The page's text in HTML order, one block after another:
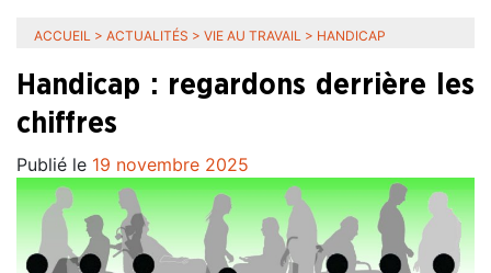
ACCUEIL > ACTUALITÉS > VIE AU TRAVAIL > HANDICAP
Handicap : regardons derrière les
chiffres
Publié le 19 novembre 2025